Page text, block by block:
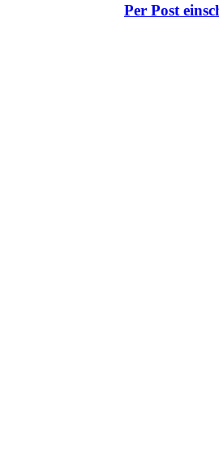
Per Post